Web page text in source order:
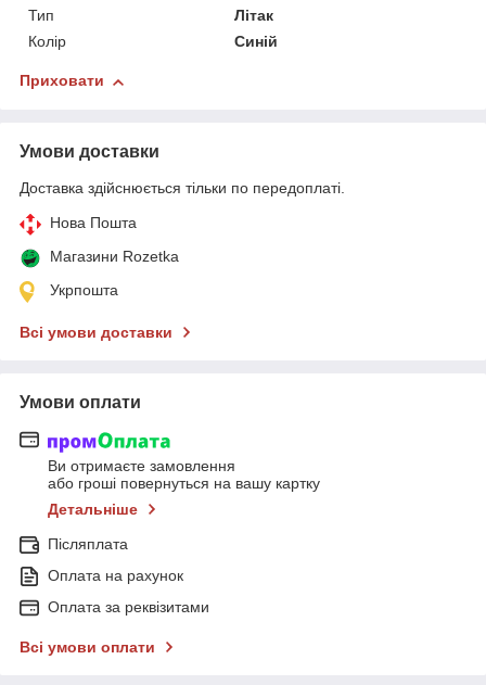
Тип
Літак
Колір
Синій
Приховати
Умови доставки
Доставка здійснюється тільки по передоплаті.
Нова Пошта
Магазини Rozetka
Укрпошта
Всі умови доставки
Умови оплати
Ви отримаєте замовлення
або гроші повернуться на вашу картку
Детальніше
Післяплата
Оплата на рахунок
Оплата за реквізитами
Всі умови оплати